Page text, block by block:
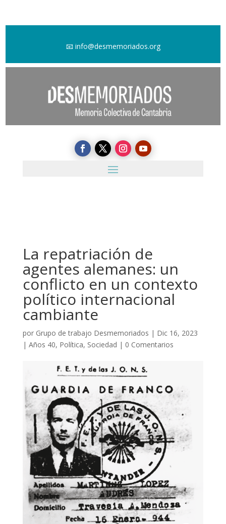
📧 info@desmemoriados.org
La repatriación de
agentes alemanes: un
conflicto en un contexto
político internacional
cambiante
por Grupo de trabajo Desmemoriados | Dic 16, 2023
| Años 40, Política, Sociedad | 0 Comentarios